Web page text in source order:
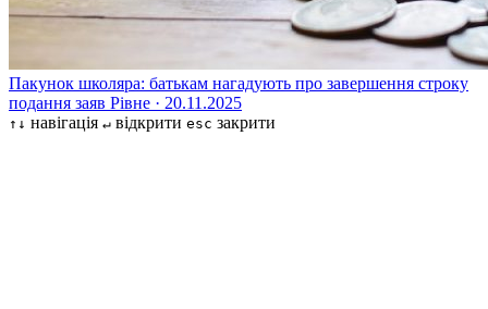
Пакунок школяра: батькам нагадують про завершення строку
подання заяв Рівне · 20.11.2025
↑↓ навігація ↵ відкрити esc закрити